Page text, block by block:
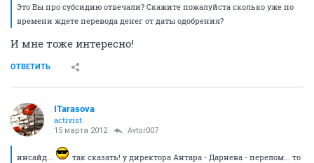
Это Вы про субсидию отвечали? Скажите пожалуйста сколько уже по
времени ждете перевода денег от даты одобрения?
И мне тоже интересно!
ОТВЕТИТЬ
ITarasova
activist
15 марта 2012 Avtor007
инсайд...
так сказать! у директора Антара - Дарнева - перелом... то